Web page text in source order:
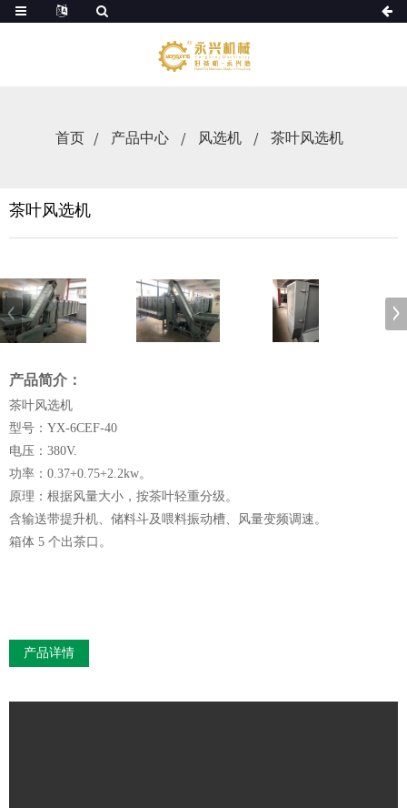
首页 产品中心 风选机 茶叶风选机
茶叶风选机
产品简介：
茶叶风选机
型号：YX-6CEF-40
电压：380V.
功率：0.37+0.75+2.2kw。
原理：根据风量大小，按茶叶轻重分级。
含输送带提升机、储料斗及喂料振动槽、风量变频调速。
箱体 5 个出茶口。
产品详情